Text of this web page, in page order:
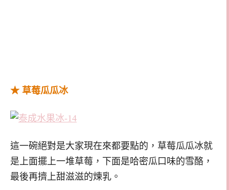
★ 草莓瓜瓜冰
這一碗絕對是大家現在來都要點的，草莓瓜瓜冰就
是上面擺上一堆草莓，下面是哈密瓜口味的雪酪，
最後再擠上甜滋滋的煉乳。